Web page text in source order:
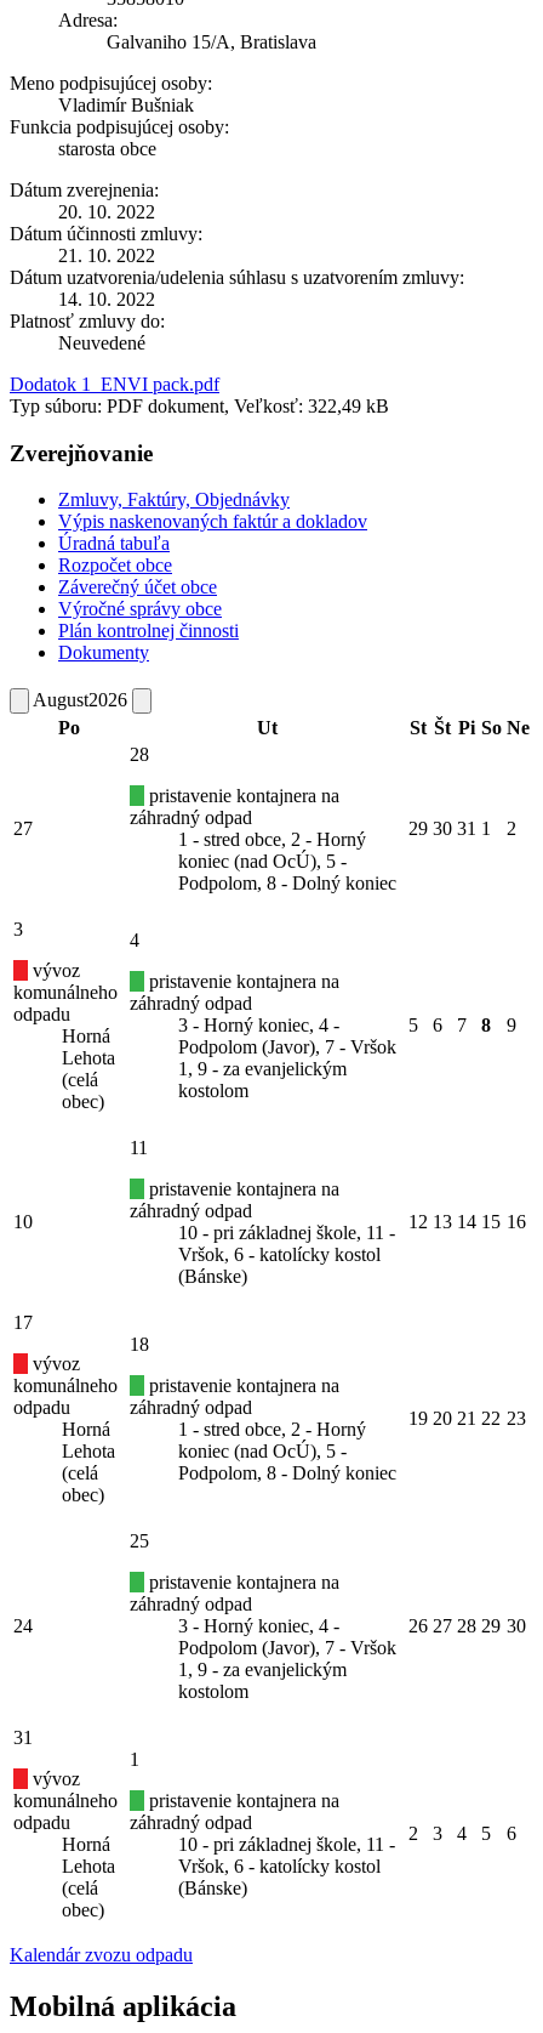
Adresa:
Galvaniho 15/A, Bratislava
Meno podpisujúcej osoby:
Vladimír Bušniak
Funkcia podpisujúcej osoby:
starosta obce
Dátum zverejnenia:
20. 10. 2022
Dátum účinnosti zmluvy:
21. 10. 2022
Dátum uzatvorenia/udelenia súhlasu s uzatvorením zmluvy:
14. 10. 2022
Platnosť zmluvy do:
Neuvedené
Dodatok 1_ENVI pack.pdf
Typ súboru: PDF dokument, Veľkosť: 322,49 kB
Zverejňovanie
Zmluvy, Faktúry, Objednávky
Výpis naskenovaných faktúr a dokladov
Úradná tabuľa
Rozpočet obce
Záverečný účet obce
Výročné správy obce
Plán kontrolnej činnosti
Dokumenty
August2026
Po
Ut St Št Pi So Ne
27
28
pristavenie kontajnera na
záhradný odpad
1 - stred obce, 2 - Horný
koniec (nad OcÚ), 5 -
Podpolom, 8 - Dolný koniec
29 30 31 1 2
3
vývoz
komunálneho
odpadu
Horná
Lehota
(celá
obec)
4
pristavenie kontajnera na
záhradný odpad
3 - Horný koniec, 4 -
Podpolom (Javor), 7 - Vršok
1, 9 - za evanjelickým
kostolom
5 6 7 8 9
10
11
pristavenie kontajnera na
záhradný odpad
10 - pri základnej škole, 11 -
Vršok, 6 - katolícky kostol
(Bánske)
12 13 14 15 16
17
vývoz
komunálneho
odpadu
Horná
Lehota
(celá
obec)
18
pristavenie kontajnera na
záhradný odpad
1 - stred obce, 2 - Horný
koniec (nad OcÚ), 5 -
Podpolom, 8 - Dolný koniec
19 20 21 22 23
24
25
pristavenie kontajnera na
záhradný odpad
3 - Horný koniec, 4 -
Podpolom (Javor), 7 - Vršok
1, 9 - za evanjelickým
kostolom
26 27 28 29 30
31
vývoz
komunálneho
odpadu
Horná
Lehota
(celá
obec)
1
pristavenie kontajnera na
záhradný odpad
10 - pri základnej škole, 11 -
Vršok, 6 - katolícky kostol
(Bánske)
2 3 4 5 6
Kalendár zvozu odpadu
Mobilná aplikácia